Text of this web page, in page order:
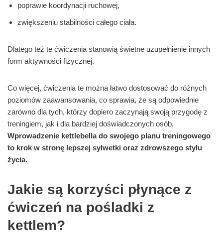
poprawie koordynacji ruchowej,
zwiększeniu stabilności całego ciała.
Dlatego też te ćwiczenia stanowią świetne uzupełnienie innych
form aktywności fizycznej.
Co więcej, ćwiczenia te można łatwo dostosować do różnych
poziomów zaawansowania, co sprawia, że są odpowiednie
zarówno dla tych, którzy dopiero zaczynają swoją przygodę z
treningiem, jak i dla bardziej doświadczonych osób.
Wprowadzenie kettlebella do swojego planu treningowego
to krok w stronę lepszej sylwetki oraz zdrowszego stylu
życia.
Jakie są korzyści płynące z
ćwiczeń na pośladki z
kettlem?